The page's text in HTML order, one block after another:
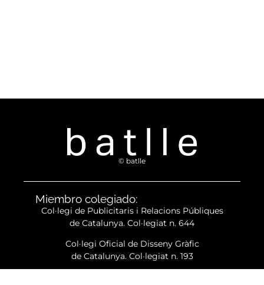
© batlle
Miembro colegiado:
Col·legi de Publicitaris i Relacions Públiques
de Catalunya. Col·legiat n. 644
Col·legi Oficial de Disseny Gràfic
de Catalunya. Col·legiat n. 193